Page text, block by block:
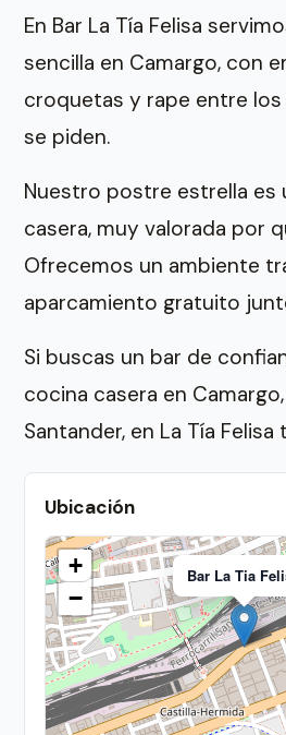
En Bar La Tía Felisa
sencilla en Camargo, con
croquetas y rape entre
se piden.
Nuestro postre estrella es
casera, muy valorada por
Ofrecemos un ambiente
aparcamiento gratuito
Si buscas un bar de
cocina casera en
Santander, en La Tía
Ubicación
Bar La Tia
+
−